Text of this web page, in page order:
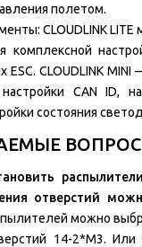
полетом.
CLOUDLINK
комплексной
ESC. CLOUDLINK
CAN ID,
состояния
отверстий
можно
14-2*M3.